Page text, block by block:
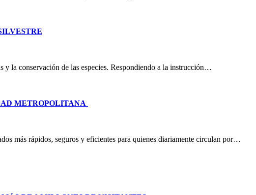
y la conservación de las especies. Respondiendo a la instrucción…
METROPOLITANA
más rápidos, seguros y eficientes para quienes diariamente circulan por…